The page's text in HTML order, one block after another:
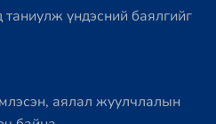
үндэсний баялгийг
аялал жуулчлалын